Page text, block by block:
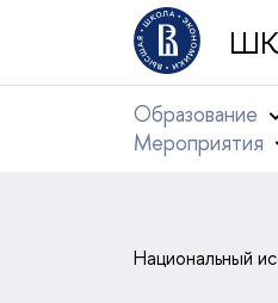
Образование
Мероприятия
Национальный